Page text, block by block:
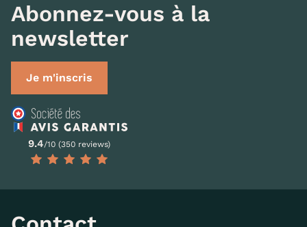
Abonnez-vous à la
newsletter
Je m'inscris
9.4/10 (350 reviews)